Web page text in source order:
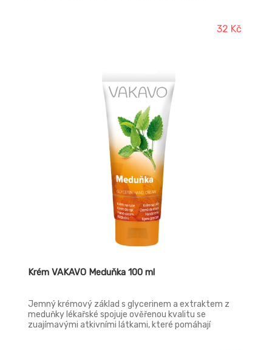
salony, potravinářské provozy a jiné oblasti. Jedinečná
pokožku jedinečně zvláčňuje. Nezastupitelnou roliv
péči o pokožku má i šalvějový extrakt.
32 Kč
Krém VAKAVO Meduňka 100 ml
Jemný krémový základ s glycerinem a extraktem z
meduňky lékařské spojuje ověřenou kvalitu se
zuajímavými atkivními látkami, které pomáhají